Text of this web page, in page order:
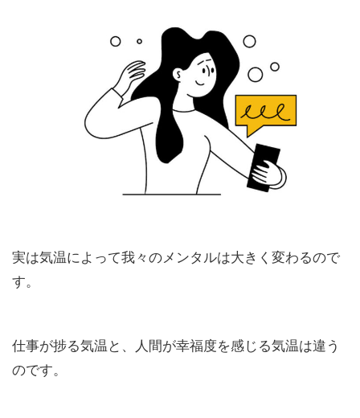
実は気温によって我々のメンタルは大きく変わるので
す。
仕事が捗る気温 と、 人間が幸福度を感じる気温は違う
のです。